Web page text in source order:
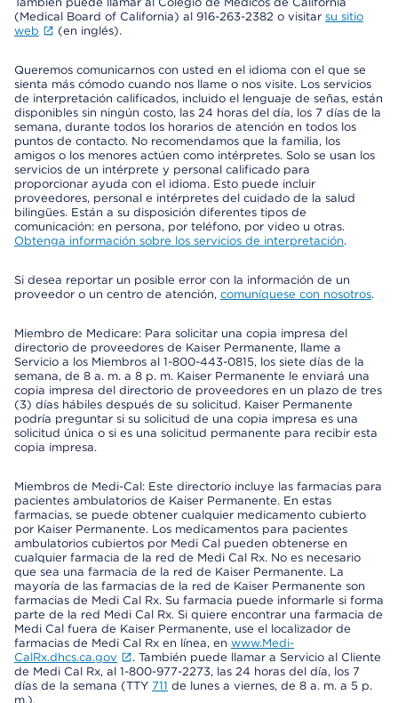
(Medical Board of California) al 916-263-2382 o visitar su sitio
web
(en inglés).
Queremos comunicarnos con usted en el idioma con el que se
sienta más cómodo cuando nos llame o nos visite. Los servicios
de interpretación calificados, incluido el lenguaje de señas, están
disponibles sin ningún costo, las 24 horas del día, los 7 días de la
semana, durante todos los horarios de atención en todos los
puntos de contacto. No recomendamos que la familia, los
amigos o los menores actúen como intérpretes. Solo se usan los
servicios de un intérprete y personal calificado para
proporcionar ayuda con el idioma. Esto puede incluir
proveedores, personal e intérpretes del cuidado de la salud
bilingües. Están a su disposición diferentes tipos de
comunicación: en persona, por teléfono, por video u otras.
Obtenga información sobre los servicios de interpretación.
Si desea reportar un posible error con la información de un
proveedor o un centro de atención, comuníquese con nosotros.
Miembro de Medicare: Para solicitar una copia impresa del
directorio de proveedores de Kaiser Permanente, llame a
Servicio a los Miembros al 1-800-443-0815, los siete días de la
semana, de 8 a. m. a 8 p. m. Kaiser Permanente le enviará una
copia impresa del directorio de proveedores en un plazo de tres
(3) días hábiles después de su solicitud. Kaiser Permanente
podría preguntar si su solicitud de una copia impresa es una
solicitud única o si es una solicitud permanente para recibir esta
copia impresa.
Miembros de Medi-Cal: Este directorio incluye las farmacias para
pacientes ambulatorios de Kaiser Permanente. En estas
farmacias, se puede obtener cualquier medicamento cubierto
por Kaiser Permanente. Los medicamentos para pacientes
ambulatorios cubiertos por Medi Cal pueden obtenerse en
cualquier farmacia de la red de Medi Cal Rx. No es necesario
que sea una farmacia de la red de Kaiser Permanente. La
mayoría de las farmacias de la red de Kaiser Permanente son
farmacias de Medi Cal Rx. Su farmacia puede informarle si forma
parte de la red Medi Cal Rx. Si quiere encontrar una farmacia de
Medi Cal fuera de Kaiser Permanente, use el localizador de
farmacias de Medi Cal Rx en línea, en www.Medi-
CalRx.dhcs.ca.gov
. También puede llamar a Servicio al Cliente
de Medi Cal Rx, al 1-800-977-2273, las 24 horas del día, los 7
días de la semana (TTY 711 de lunes a viernes, de 8 a. m. a 5 p.
m.).